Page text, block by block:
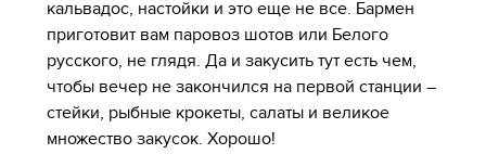
кальвадос, настойки и это еще не все. Бармен
приготовит вам паровоз шотов или Белого
русского, не глядя. Да и закусить тут есть чем,
чтобы вечер не закончился на первой станции –
стейки, рыбные крокеты, салаты и великое
множество закусок. Хорошо!